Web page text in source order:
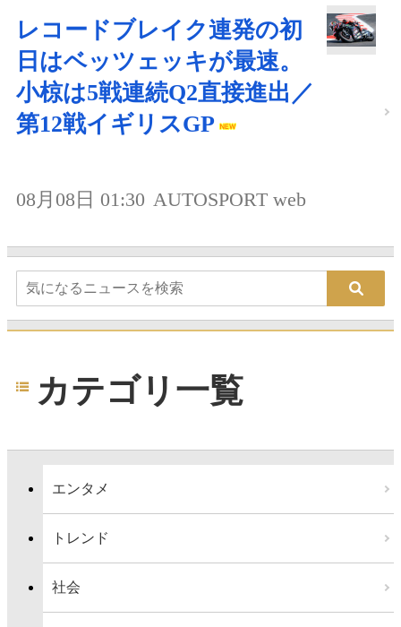
レコードブレイク連発の初
日はベッツェッキが最速。
小椋は5戦連続Q2直接進出／
第12戦イギリスGP
08月08日 01:30 AUTOSPORT web
カテゴリ一覧
エンタメ
トレンド
社会